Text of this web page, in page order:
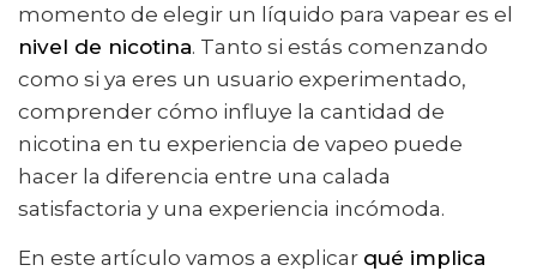
momento de elegir un líquido para vapear es el
nivel de nicotina. Tanto si estás comenzando
como si ya eres un usuario experimentado,
comprender cómo influye la cantidad de
nicotina en tu experiencia de vapeo puede
hacer la diferencia entre una calada
satisfactoria y una experiencia incómoda.
En este artículo vamos a explicar qué implica